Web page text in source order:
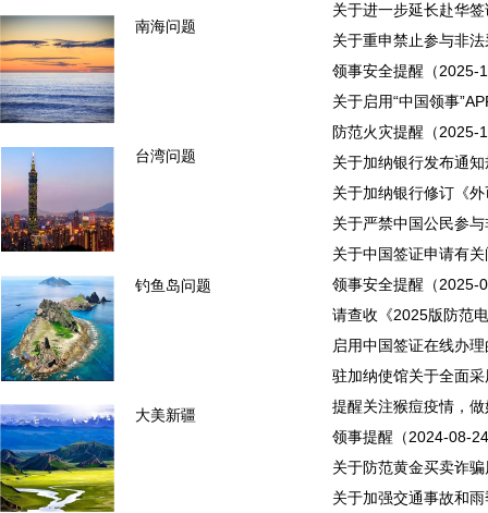
南海问题
台湾问题
钓鱼岛问题
大美新疆
关于进一步延长赴华
关于重申禁止参与非
领事安全提醒（2025-
关于启用“中国领事
防范火灾提醒（2025-
关于加纳银行发布通
关于加纳银行修订《
关于严禁中国公民参
关于中国签证申请有
领事安全提醒（2025-
请查收《2025版防范
启用中国签证在线办
驻加纳使馆关于全面
提醒关注猴痘疫情，
领事提醒（2024-08-
关于防范黄金买卖诈
关于加强交通事故和